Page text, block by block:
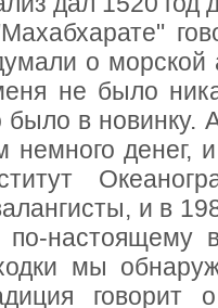
о морской
не было
было в новинку.
немного денег,
и в
настоящему
мы
говорит